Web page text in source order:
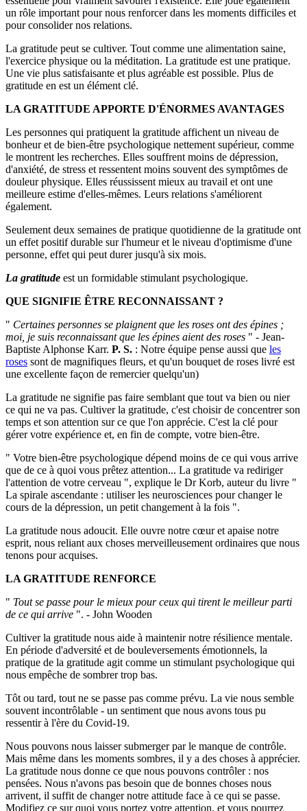
un rôle important pour nous renforcer dans les moments difficiles et
pour consolider nos relations.
La gratitude peut se cultiver. Tout comme une alimentation saine,
l'exercice physique ou la méditation. La gratitude est une pratique.
Une vie plus satisfaisante et plus agréable est possible. Plus de
gratitude en est un élément clé.
LA GRATITUDE APPORTE D'ÉNORMES AVANTAGES
Les personnes qui pratiquent la gratitude affichent un niveau de
bonheur et de bien-être psychologique nettement supérieur, comme
le montrent les recherches. Elles souffrent moins de dépression,
d'anxiété, de stress et ressentent moins souvent des symptômes de
douleur physique. Elles réussissent mieux au travail et ont une
meilleure estime d'elles-mêmes. Leurs relations s'améliorent
également.
Seulement deux semaines de pratique quotidienne de la gratitude ont
un effet positif durable sur l'humeur et le niveau d'optimisme d'une
personne, effet qui peut durer jusqu'à six mois.
La gratitude est un formidable stimulant psychologique.
QUE SIGNIFIE ÊTRE RECONNAISSANT ?
" Certaines personnes se plaignent que les roses ont des épines ;
moi, je suis reconnaissant que les épines aient des roses " - Jean-
Baptiste Alphonse Karr. P. S. : Notre équipe pense aussi que les
roses sont de magnifiques fleurs, et qu'un bouquet de roses livré est
une excellente façon de remercier quelqu'un)
La gratitude ne signifie pas faire semblant que tout va bien ou nier
ce qui ne va pas. Cultiver la gratitude, c'est choisir de concentrer son
temps et son attention sur ce que l'on apprécie. C'est la clé pour
gérer votre expérience et, en fin de compte, votre bien-être.
" Votre bien-être psychologique dépend moins de ce qui vous arrive
que de ce à quoi vous prêtez attention... La gratitude va rediriger
l'attention de votre cerveau ", explique le Dr Korb, auteur du livre "
La spirale ascendante : utiliser les neurosciences pour changer le
cours de la dépression, un petit changement à la fois ".
La gratitude nous adoucit. Elle ouvre notre cœur et apaise notre
esprit, nous reliant aux choses merveilleusement ordinaires que nous
tenons pour acquises.
LA GRATITUDE RENFORCE
" Tout se passe pour le mieux pour ceux qui tirent le meilleur parti
de ce qui arrive ". - John Wooden
Cultiver la gratitude nous aide à maintenir notre résilience mentale.
En période d'adversité et de bouleversements émotionnels, la
pratique de la gratitude agit comme un stimulant psychologique qui
nous empêche de sombrer trop bas.
Tôt ou tard, tout ne se passe pas comme prévu. La vie nous semble
souvent incontrôlable - un sentiment que nous avons tous pu
ressentir à l'ère du Covid-19.
Nous pouvons nous laisser submerger par le manque de contrôle.
Mais même dans les moments sombres, il y a des choses à apprécier.
La gratitude nous donne ce que nous pouvons contrôler : nos
pensées. Nous n'avons pas besoin que de bonnes choses nous
arrivent, il suffit de changer notre attitude face à ce qui se passe.
Modifiez ce sur quoi vous portez votre attention, et vous pourrez